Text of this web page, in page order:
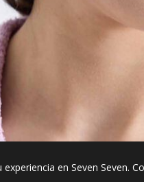
en Seven Seven.